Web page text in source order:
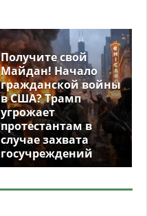
Получите свой
Майдан! Начало
гражданской войны
в США? Трамп
угрожает
протестантам в
случае захвата
госучреждений